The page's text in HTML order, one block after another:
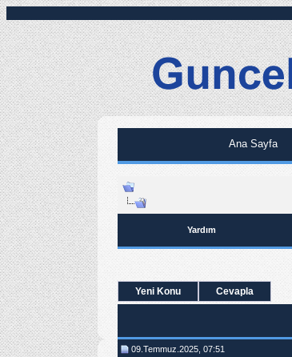
Ana Sayfa
Yardım
Yeni Konu Cevapla
09.Temmuz.2025, 07:51